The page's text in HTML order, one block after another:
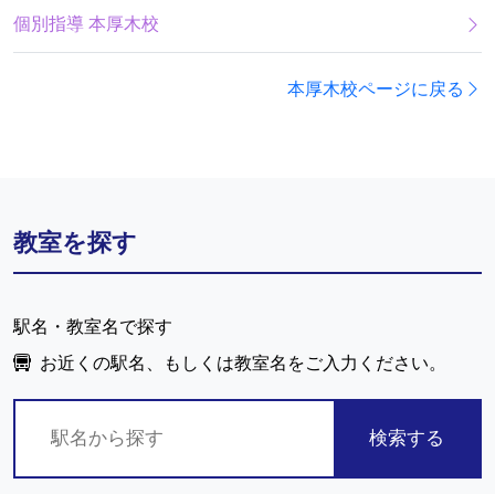
個別指導 本厚木校
本厚木校ページに戻る
教室を探す
駅名・教室名で探す
お近くの駅名、もしくは教室名をご入力ください。
検索する